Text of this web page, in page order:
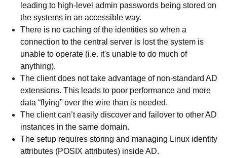
leading to high-level admin passwords being stored on
the systems in an accessible way.
There is no caching of the identities so when a
connection to the central server is lost the system is
unable to operate (i.e. it's unable to do much of
anything).
The client does not take advantage of non-standard AD
extensions. This leads to poor performance and more
data “flying” over the wire than is needed.
The client can’t easily discover and failover to other AD
instances in the same domain.
The setup requires storing and managing Linux identity
attributes (POSIX attributes) inside AD.